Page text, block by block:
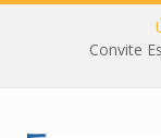
Convite